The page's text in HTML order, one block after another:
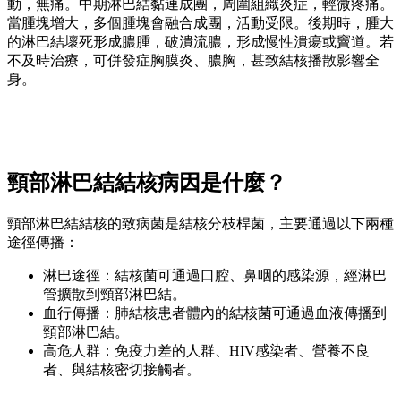
動，無痛。中期淋巴結黏連成團，周圍組織炎症，輕微疼痛。
當腫塊增大，多個腫塊會融合成團，活動受限。後期時，腫大
的淋巴結壞死形成膿腫，破潰流膿，形成慢性潰瘍或竇道。若
不及時治療，可併發症胸膜炎、膿胸，甚致結核播散影響全
身。
頸部淋巴結結核病因是什麼？
頸部淋巴結結核的致病菌是結核分枝桿菌，主要通過以下兩種
途徑傳播：
淋巴途徑：結核菌可通過口腔、鼻咽的感染源，經淋巴
管擴散到頸部淋巴結。
血行傳播：肺結核患者體內的結核菌可通過血液傳播到
頸部淋巴結。
高危人群：免疫力差的人群、HIV感染者、營養不良
者、與結核密切接觸者。